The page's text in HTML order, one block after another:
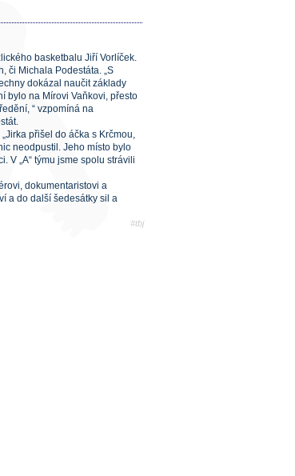
basketbalu Jiří Vorlíček.
či Michala Podestáta. „S
dokázal naučit základy
bylo na Mírovi Vaňkovi, přesto
“ vzpomíná na
přišel do áčka s Krčmou,
neodpustil. Jeho místo bylo
V „A“ týmu jsme spolu strávili
dokumentaristovi a
a do další šedesátky sil a
#tbj